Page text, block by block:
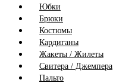
Юбки
Брюки
Костюмы
Кардиганы
Жакеты / Жилеты
Свитера / Джемпера
Пальто